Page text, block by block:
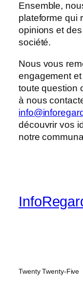
Ensemble,
plateforme qui
opinions et
société.
Nous vous
engagement
toute question
à nous
découvrir vos
notre
Twenty Twenty-Five